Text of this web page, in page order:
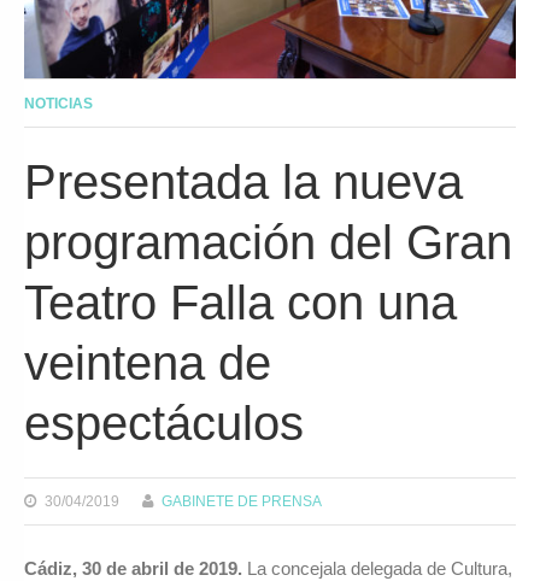
NOTICIAS
Presentada la nueva
programación del Gran
Teatro Falla con una
veintena de
espectáculos
30/04/2019 GABINETE DE PRENSA
Cádiz, 30 de abril de 2019. La concejala delegada de Cultura,